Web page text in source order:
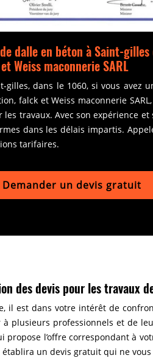
dalle en béton à Saint-
Weiss maconnerie SARL
gilles, dans le 1060, si vous
falck et Weiss maconnerie
les travaux. Avec son expérience
dans les délais impartis.
tarifaires.
Demander un devis gratuit
des devis pour les travaux
il est dans votre intérêt de
plusieurs professionnels et de
l’offre correspondant à
établira un devis gratuit qui ne vous